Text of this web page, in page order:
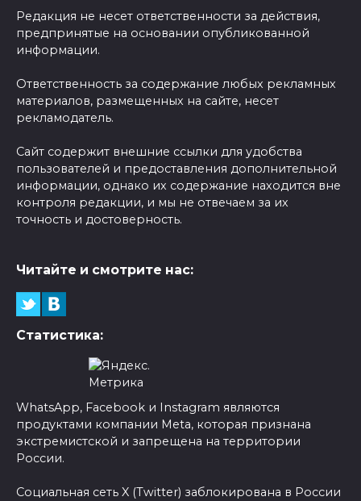
Редакция не несет ответственности за действия,
предпринятые на основании опубликованной
информации.
Ответственность за содержание любых рекламных
материалов, размещенных на сайте, несет
рекламодатель.
Сайт содержит внешние ссылки для удобства
пользователей и предоставления дополнительной
информации, однако их содержание находится вне
контроля редакции, и мы не отвечаем за их
точность и достоверность.
Читайте и смотрите нас:
Статистика:
WhatsApp, Facebook и Instagram являются
продуктами компании Meta, которая признана
экстремистской и запрещена на территории
России.
Социальная сеть X (Twitter) заблокирована в России